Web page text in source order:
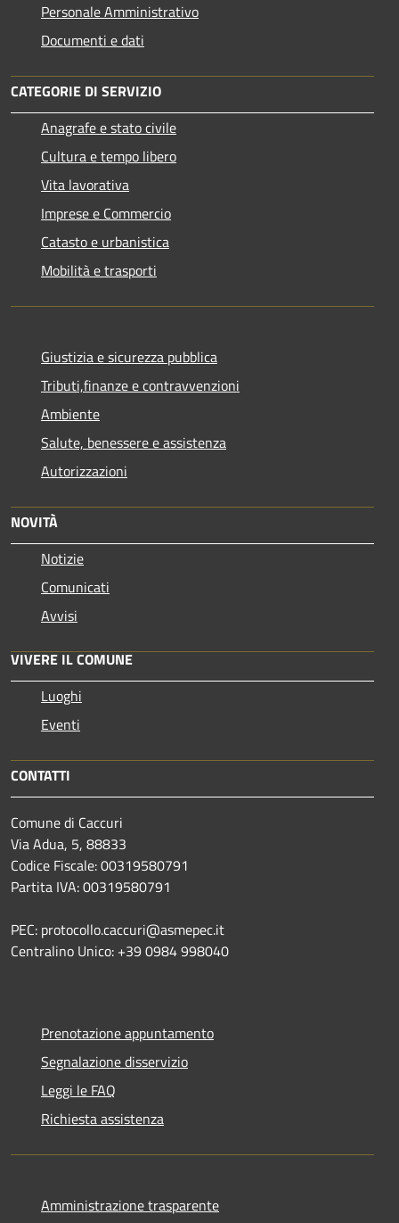
Personale Amministrativo
Documenti e dati
CATEGORIE DI SERVIZIO
Anagrafe e stato civile
Cultura e tempo libero
Vita lavorativa
Imprese e Commercio
Catasto e urbanistica
Mobilità e trasporti
Giustizia e sicurezza pubblica
Tributi,finanze e contravvenzioni
Ambiente
Salute, benessere e assistenza
Autorizzazioni
NOVITÀ
Notizie
Comunicati
Avvisi
VIVERE IL COMUNE
Luoghi
Eventi
CONTATTI
Comune di Caccuri
Via Adua, 5, 88833
Codice Fiscale: 00319580791
Partita IVA: 00319580791
PEC: protocollo.caccuri@asmepec.it
Centralino Unico: +39 0984 998040
Prenotazione appuntamento
Segnalazione disservizio
Leggi le FAQ
Richiesta assistenza
Amministrazione trasparente